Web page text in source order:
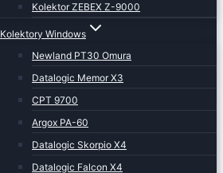
Kolektor ZEBEX Z-9000
Kolektory Windows
Newland PT30 Omura
Datalogic Memor X3
CPT 9700
Argox PA-60
Datalogic Skorpio X4
Datalogic Falcon X4